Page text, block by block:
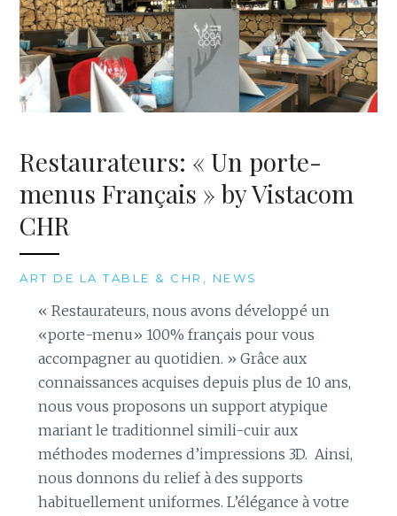
Restaurateurs: « Un porte-
menus Français » by Vistacom
CHR
ART DE LA TABLE & CHR NEWS
« Restaurateurs, nous avons développé un
«porte-menu» 100% français pour vous
accompagner au quotidien. » Grâce aux
connaissances acquises depuis plus de 10 ans,
nous vous proposons un support atypique
mariant le traditionnel simili-cuir aux
méthodes modernes d’impressions 3D. Ainsi,
nous donnons du relief à des supports
habituellement uniformes. L’élégance à votre